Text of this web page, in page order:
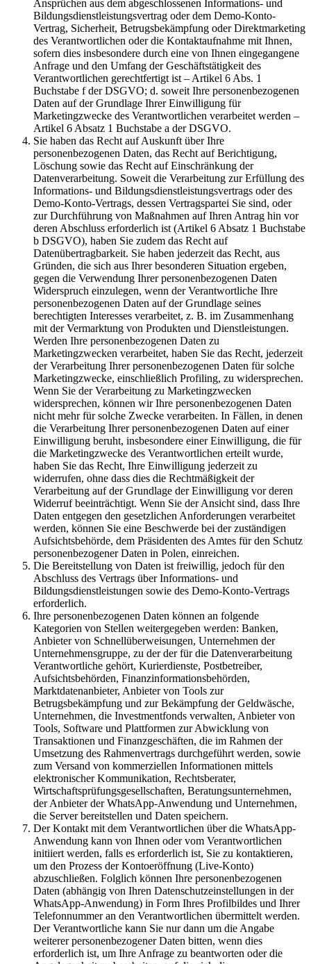
Ansprüchen aus dem abgeschlossenen Informations- und
Bildungsdienstleistungsvertrag oder dem Demo-Konto-
Vertrag, Sicherheit, Betrugsbekämpfung oder Direktmarketing
des Verantwortlichen oder die Kontaktaufnahme mit Ihnen,
sofern dies insbesondere durch eine von Ihnen eingegangene
Anfrage und den Umfang der Geschäftstätigkeit des
Verantwortlichen gerechtfertigt ist – Artikel 6 Abs. 1
Buchstabe f der DSGVO; d. soweit Ihre personenbezogenen
Daten auf der Grundlage Ihrer Einwilligung für
Marketingzwecke des Verantwortlichen verarbeitet werden –
Artikel 6 Absatz 1 Buchstabe a der DSGVO.
Sie haben das Recht auf Auskunft über Ihre
personenbezogenen Daten, das Recht auf Berichtigung,
Löschung sowie das Recht auf Einschränkung der
Datenverarbeitung. Soweit die Verarbeitung zur Erfüllung des
Informations- und Bildungsdienstleistungsvertrags oder des
Demo-Konto-Vertrags, dessen Vertragspartei Sie sind, oder
zur Durchführung von Maßnahmen auf Ihren Antrag hin vor
deren Abschluss erforderlich ist (Artikel 6 Absatz 1 Buchstabe
b DSGVO), haben Sie zudem das Recht auf
Datenübertragbarkeit. Sie haben jederzeit das Recht, aus
Gründen, die sich aus Ihrer besonderen Situation ergeben,
gegen die Verwendung Ihrer personenbezogenen Daten
Widerspruch einzulegen, wenn der Verantwortliche Ihre
personenbezogenen Daten auf der Grundlage seines
berechtigten Interesses verarbeitet, z. B. im Zusammenhang
mit der Vermarktung von Produkten und Dienstleistungen.
Werden Ihre personenbezogenen Daten zu
Marketingzwecken verarbeitet, haben Sie das Recht, jederzeit
der Verarbeitung Ihrer personenbezogenen Daten für solche
Marketingzwecke, einschließlich Profiling, zu widersprechen.
Wenn Sie der Verarbeitung zu Marketingzwecken
widersprechen, können wir Ihre personenbezogenen Daten
nicht mehr für solche Zwecke verarbeiten. In Fällen, in denen
die Verarbeitung Ihrer personenbezogenen Daten auf einer
Einwilligung beruht, insbesondere einer Einwilligung, die für
die Marketingzwecke des Verantwortlichen erteilt wurde,
haben Sie das Recht, Ihre Einwilligung jederzeit zu
widerrufen, ohne dass dies die Rechtmäßigkeit der
Verarbeitung auf der Grundlage der Einwilligung vor deren
Widerruf beeinträchtigt. Wenn Sie der Ansicht sind, dass Ihre
Daten entgegen den gesetzlichen Anforderungen verarbeitet
werden, können Sie eine Beschwerde bei der zuständigen
Aufsichtsbehörde, dem Präsidenten des Amtes für den Schutz
personenbezogener Daten in Polen, einreichen.
Die Bereitstellung von Daten ist freiwillig, jedoch für den
Abschluss des Vertrags über Informations- und
Bildungsdienstleistungen sowie des Demo-Konto-Vertrags
erforderlich.
Ihre personenbezogenen Daten können an folgende
Kategorien von Stellen weitergegeben werden: Banken,
Anbieter von Schnellüberweisungen, Unternehmen der
Unternehmensgruppe, zu der der für die Datenverarbeitung
Verantwortliche gehört, Kurierdienste, Postbetreiber,
Aufsichtsbehörden, Finanzinformationsbehörden,
Marktdatenanbieter, Anbieter von Tools zur
Betrugsbekämpfung und zur Bekämpfung der Geldwäsche,
Unternehmen, die Investmentfonds verwalten, Anbieter von
Tools, Software und Plattformen zur Abwicklung von
Transaktionen und Finanzgeschäften, die im Rahmen der
Umsetzung des Rahmenvertrags durchgeführt werden, sowie
zum Versand von kommerziellen Informationen mittels
elektronischer Kommunikation, Rechtsberater,
Wirtschaftsprüfungsgesellschaften, Beratungsunternehmen,
der Anbieter der WhatsApp-Anwendung und Unternehmen,
die Server bereitstellen und Daten speichern.
Der Kontakt mit dem Verantwortlichen über die WhatsApp-
Anwendung kann von Ihnen oder vom Verantwortlichen
initiiert werden, falls es erforderlich ist, Sie zu kontaktieren,
um den Prozess der Kontoeröffnung (Live-Konto)
abzuschließen. Folglich können Ihre personenbezogenen
Daten (abhängig von Ihren Datenschutzeinstellungen in der
WhatsApp-Anwendung) in Form Ihres Profilbildes und Ihrer
Telefonnummer an den Verantwortlichen übermittelt werden.
Der Verantwortliche kann Sie nur dann um die Angabe
weiterer personenbezogener Daten bitten, wenn dies
erforderlich ist, um Ihre Anfrage zu beantworten oder die